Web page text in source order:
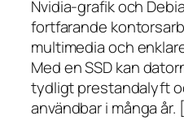
Nvidia-grafik och
fortfarande
multimedia och
Med en SSD kan
tydligt prestandalyft
användbar i många år.